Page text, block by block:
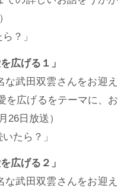
？」
広げる１」
武田双雲さんをお迎え
を広げるをテーマに、お
26日放送）
たら？」
広げる２」
武田双雲さんをお迎え